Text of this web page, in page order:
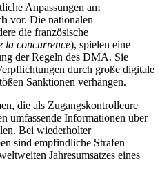
Anpassungen am
vor. Die nationalen
die französische
la concurrence), spielen eine
der Regeln des DMA. Sie
durch große digitale
Sanktionen verhängen.
die als Zugangskontrolleure
umfassende Informationen über
Bei wiederholter
sind empfindliche Strafen
Jahresumsatzes eines